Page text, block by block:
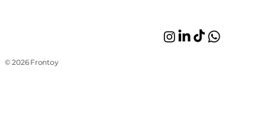
© 2026 Frontoy